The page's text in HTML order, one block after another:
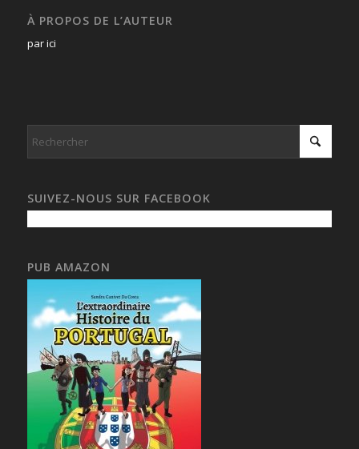
À PROPOS DE L’AUTEUR
par ici
SUIVEZ-NOUS SUR FACEBOOK
PUB AMAZON